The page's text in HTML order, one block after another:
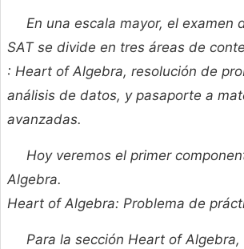
En una escala mayor, el examen
SAT se divide en tres áreas de
: Heart of Algebra, resolución de
análisis de datos, y pasaporte a
avanzadas.
Hoy veremos el primer
Algebra.
Heart of Algebra: Problema de
Para la sección Heart of Algebra,